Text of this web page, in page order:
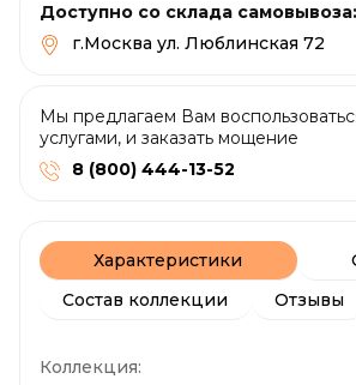
Доступно со склада самовывоза:
г.Москва ул. Люблинская 72
Мы предлагаем Вам
услугами, и заказать мощение
8 (800) 444-13-52
Характеристики
Состав коллекции
Отзывы
Коллекция: